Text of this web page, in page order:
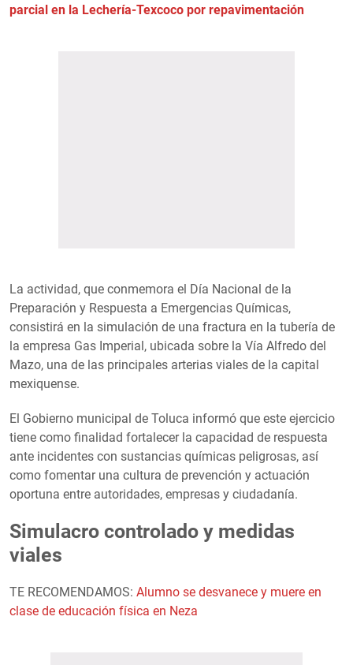
parcial en la Lechería-Texcoco por repavimentación
La actividad, que conmemora el Día Nacional de la
Preparación y Respuesta a Emergencias Químicas,
consistirá en la simulación de una fractura en la tubería de
la empresa Gas Imperial, ubicada sobre la Vía Alfredo del
Mazo, una de las principales arterias viales de la capital
mexiquense.
El Gobierno municipal de Toluca informó que este ejercicio
tiene como finalidad fortalecer la capacidad de respuesta
ante incidentes con sustancias químicas peligrosas, así
como fomentar una cultura de prevención y actuación
oportuna entre autoridades, empresas y ciudadanía.
Simulacro controlado y medidas
viales
TE RECOMENDAMOS: Alumno se desvanece y muere en
clase de educación física en Neza